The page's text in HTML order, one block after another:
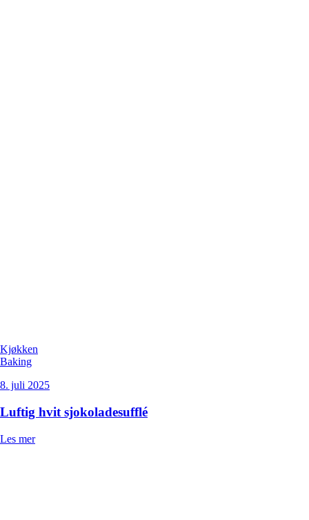
Kjøkken
Baking
8. juli 2025
Luftig hvit sjokoladesufflé
Les mer